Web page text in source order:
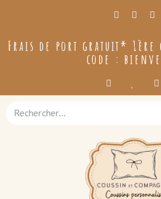
Frais de port gratuit* 1ère
code :